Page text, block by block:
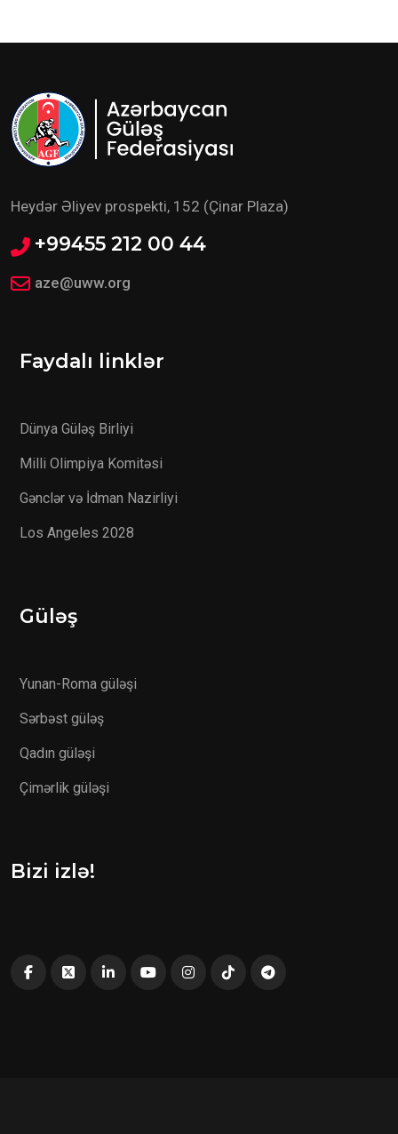
Heydər Əliyev prospekti, 152 (Çinar Plaza)
+99455 212 00 44
aze@uww.org
Faydalı linklər
Dünya Güləş Birliyi
Milli Olimpiya Komitəsi
Gənclər və İdman Nazirliyi
Los Angeles 2028
Güləş
Yunan-Roma güləşi
Sərbəst güləş
Qadın güləşi
Çimərlik güləşi
Bizi izlə!